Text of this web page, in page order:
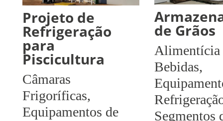
Projeto de
Refrigeração
para
Piscicultura
Câmaras
Frigoríficas,
Equipamentos de
de Grãos
Alimentícia
Bebidas,
Segmentos